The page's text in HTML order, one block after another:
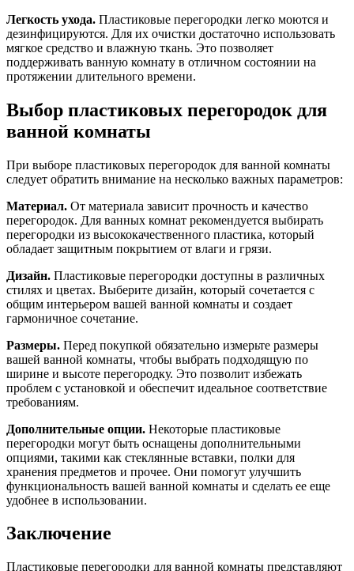
Легкость ухода. Пластиковые перегородки легко моются и
дезинфицируются. Для их очистки достаточно использовать
мягкое средство и влажную ткань. Это позволяет
поддерживать ванную комнату в отличном состоянии на
протяжении длительного времени.
Выбор пластиковых перегородок для
ванной комнаты
При выборе пластиковых перегородок для ванной комнаты
следует обратить внимание на несколько важных параметров:
Материал. От материала зависит прочность и качество
перегородок. Для ванных комнат рекомендуется выбирать
перегородки из высококачественного пластика, который
обладает защитным покрытием от влаги и грязи.
Дизайн. Пластиковые перегородки доступны в различных
стилях и цветах. Выберите дизайн, который сочетается с
общим интерьером вашей ванной комнаты и создает
гармоничное сочетание.
Размеры. Перед покупкой обязательно измерьте размеры
вашей ванной комнаты, чтобы выбрать подходящую по
ширине и высоте перегородку. Это позволит избежать
проблем с установкой и обеспечит идеальное соответствие
требованиям.
Дополнительные опции. Некоторые пластиковые
перегородки могут быть оснащены дополнительными
опциями, такими как стеклянные вставки, полки для
хранения предметов и прочее. Они помогут улучшить
функциональность вашей ванной комнаты и сделать ее еще
удобнее в использовании.
Заключение
Пластиковые перегородки для ванной комнаты представляют